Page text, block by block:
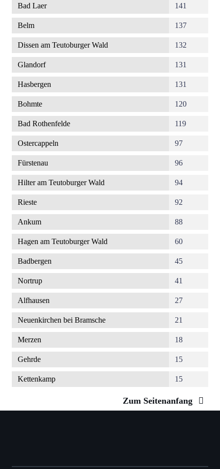
Bad Laer 141
Belm 137
Dissen am Teutoburger Wald 132
Glandorf 131
Hasbergen 131
Bohmte 120
Bad Rothenfelde 119
Ostercappeln 97
Fürstenau 96
Hilter am Teutoburger Wald 94
Rieste 92
Ankum 88
Hagen am Teutoburger Wald 60
Badbergen 45
Nortrup 41
Alfhausen 27
Neuenkirchen bei Bramsche 21
Merzen 18
Gehrde 15
Kettenkamp 15
Zum Seitenanfang